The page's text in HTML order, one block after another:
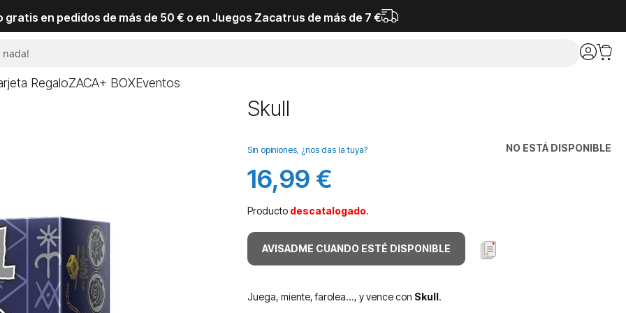
gratis en pedidos de más de 50 € o en Juegos Zacatrus de más de 7 €
RegaloZACA+ BOXEventos
Skull
NO ESTÁ DISPONIBLE
Sin opiniones, ¿nos das la tuya?
16,99 €
Producto descatalogado.
AVISADME CUANDO ESTÉ DISPONIBLE
Juega, miente, farolea..., y vence con Skull.